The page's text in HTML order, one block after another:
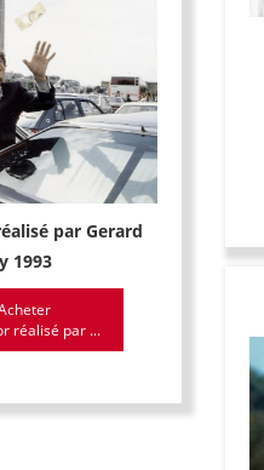
par Gerard
1993
réalisé par ...